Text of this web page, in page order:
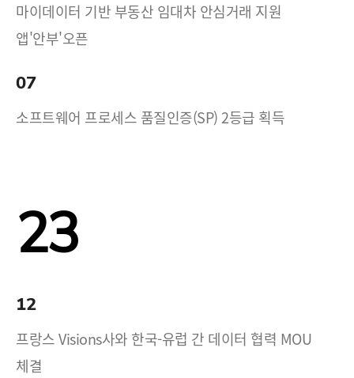
마이데이터 기반 부동산 임대차 안심거래 지원
앱'안부'오픈
07
소프트웨어 프로세스 품질인증(SP) 2등급 획득
23
12
프랑스 Visions사와 한국-유럽 간 데이터 협력 MOU
체결